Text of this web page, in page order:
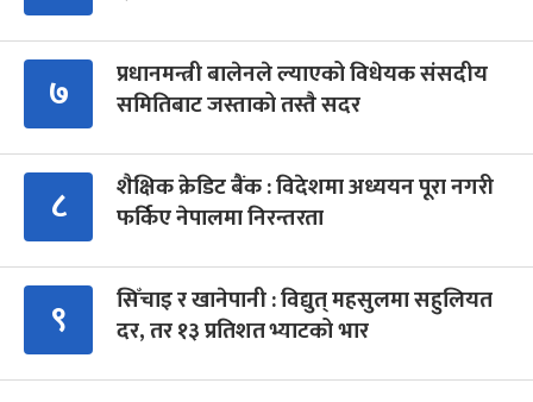
७
प्रधानमन्त्री बालेनले ल्याएको विधेयक संसदीय
समितिबाट जस्ताको तस्तै सदर
८
शैक्षिक क्रेडिट बैंक : विदेशमा अध्ययन पूरा नगरी
फर्किए नेपालमा निरन्तरता
९
सिँचाइ र खानेपानी : विद्युत् महसुलमा सहुलियत
दर, तर १३ प्रतिशत भ्याटको भार